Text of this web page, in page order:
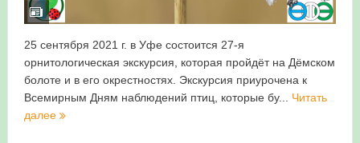
25 сентября 2021 г. в Уфе состоится 27-я
орнитологическая экскурсия, которая пройдёт на Дёмском
болоте и в его окрестностях. Экскурсия приурочена к
Всемирным Дням наблюдений птиц, которые бу... Читать
далее